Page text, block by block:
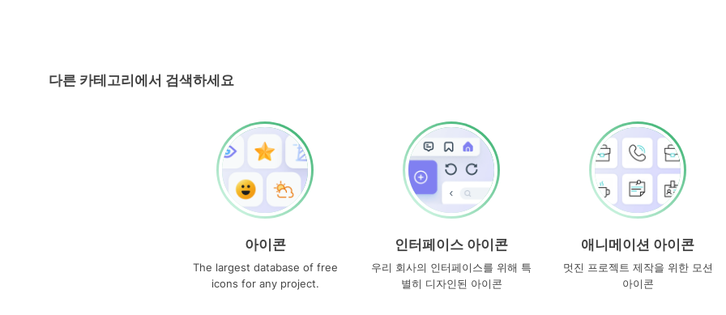
다른 카테고리에서 검색하세요
아이콘
The largest database of free
icons for any project.
인터페이스 아이콘
우리 회사의 인터페이스를 위해 특
별히 디자인된 아이콘
애니메이션 아이콘
멋진 프로젝트 제작을 위한 모션
아이콘